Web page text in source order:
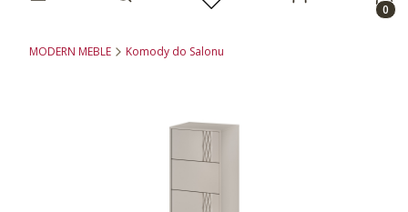
MODERN MEBLE Komody do Salonu